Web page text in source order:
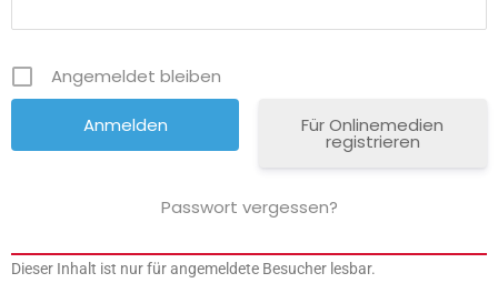
Angemeldet bleiben
Für Onlinemedien
registrieren
Passwort vergessen?
Dieser Inhalt ist nur für angemeldete Besucher lesbar.